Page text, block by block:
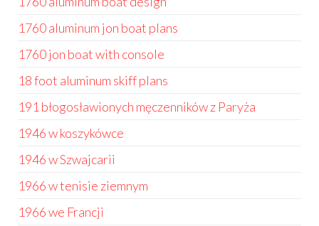
1760 aluminum jon boat plans
1760 jon boat with console
18 foot aluminum skiff plans
191 błogosławionych męczenników z Paryża
1946 w koszykówce
1946 w Szwajcarii
1966 w tenisie ziemnym
1966 we Francji